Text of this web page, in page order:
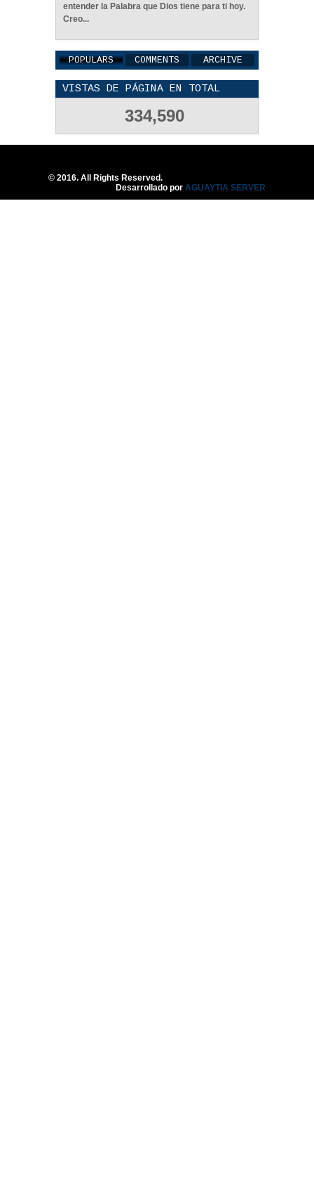
Regala Una Sonrisa -
Reflexión
2026 0
entender la Palabra que Dios tiene para ti hoy.
Creo...
POPULARS COMMENTS ARCHIVE
VISTAS DE PÁGINA EN TOTAL
334,590
© 2016. All Rights Reserved.
Desarrollado por AGUAYTIA SERVER